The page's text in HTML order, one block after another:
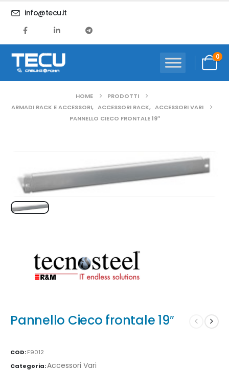
info@tecu.it
0
HOME
PRODOTTI
ARMADI RACK E ACCESSORI, ACCESSORI RACK, ACCESSORI VARI
PANNELLO CIECO FRONTALE 19″
Pannello Cieco frontale 19″
COD:F9012
Categoria:Accessori Vari